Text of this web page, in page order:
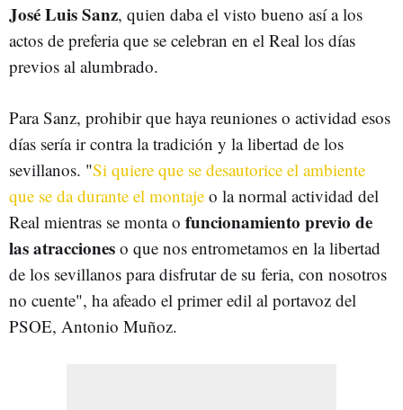
José Luis Sanz, quien daba el visto bueno así a los
actos de preferia que se celebran en el Real los días
previos al alumbrado.
Para Sanz, prohibir que haya reuniones o actividad esos
días sería ir contra la tradición y la libertad de los
sevillanos. "Si quiere que se desautorice el ambiente
que se da durante el montaje o la normal actividad del
Real mientras se monta o funcionamiento previo de
las atracciones o que nos entrometamos en la libertad
de los sevillanos para disfrutar de su feria, con nosotros
no cuente", ha afeado el primer edil al portavoz del
PSOE, Antonio Muñoz.